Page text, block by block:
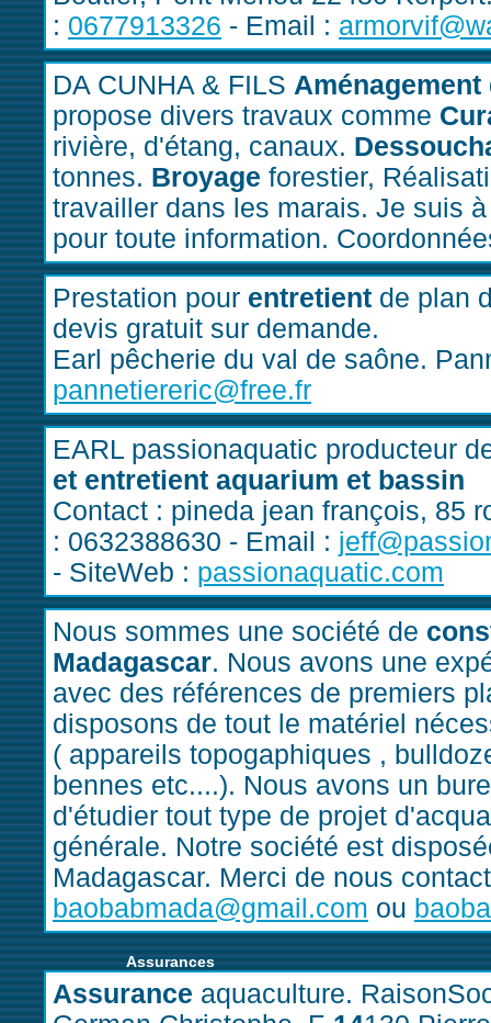
: 0677913326 - Email :
DA CUNHA & FILS Aménagement
propose divers travaux comme
rivière, d'étang, canaux.
tonnes. Broyage forestier,
travailler dans les marais. Je suis
pour toute information.
Prestation pour entretient de plan
devis gratuit sur demande.
Earl pêcherie du val de saône.
pannetiereric@free.fr
EARL passionaquatic producteur
et entretient aquarium et bassin
Contact : pineda jean françois, 85
: 0632388630 - Email :
- SiteWeb : passionaquatic.com
Nous sommes une société de
Madagascar. Nous avons une
avec des références de premiers
disposons de tout le matériel
( appareils topogaphiques ,
bennes etc....). Nous avons un
d'étudier tout type de projet
générale. Notre société est
Madagascar. Merci de nous
baobabmada@gmail.com ou
Assurances
Assurance aquaculture.